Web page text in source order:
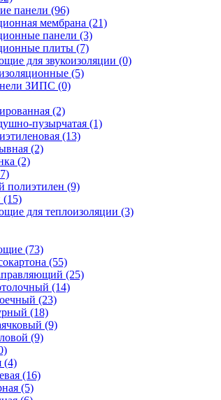
панели (96)
мембрана (21)
панели (3)
плиты (7)
для звукоизоляции (0)
(5)
ЗИПС (0)
(2)
пузырчатая (1)
(13)
(2)
(2)
полиэтилен (9)
(15)
для теплоизоляции (3)
(73)
(55)
(25)
(14)
(23)
(18)
(9)
(9)
(4)
(16)
(5)